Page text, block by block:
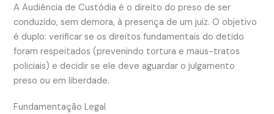
A Audiência de Custódia é o direito do preso de ser
conduzido, sem demora, à presença de um juiz. O objetivo
é duplo: verificar se os direitos fundamentais do detido
foram respeitados (prevenindo tortura e maus-tratos
policiais) e decidir se ele deve aguardar o julgamento
preso ou em liberdade.
Fundamentação Legal